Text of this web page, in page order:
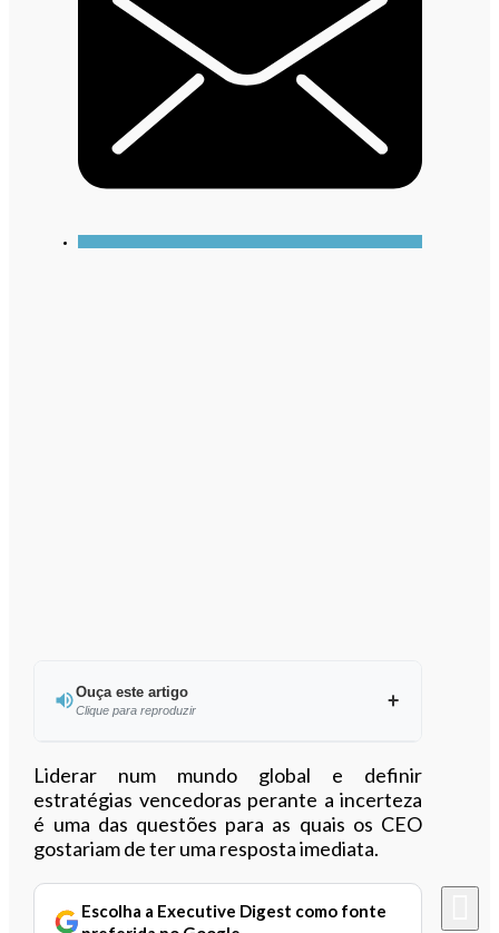
Ouça este artigo
Clique para reproduzir
Ouvir este artigo
Liderar num mundo global e definir
estratégias vencedoras perante a incerteza
é uma das questões para as quais os CEO
gostariam de ter uma resposta imediata.
Escolha a Executive Digest como fonte